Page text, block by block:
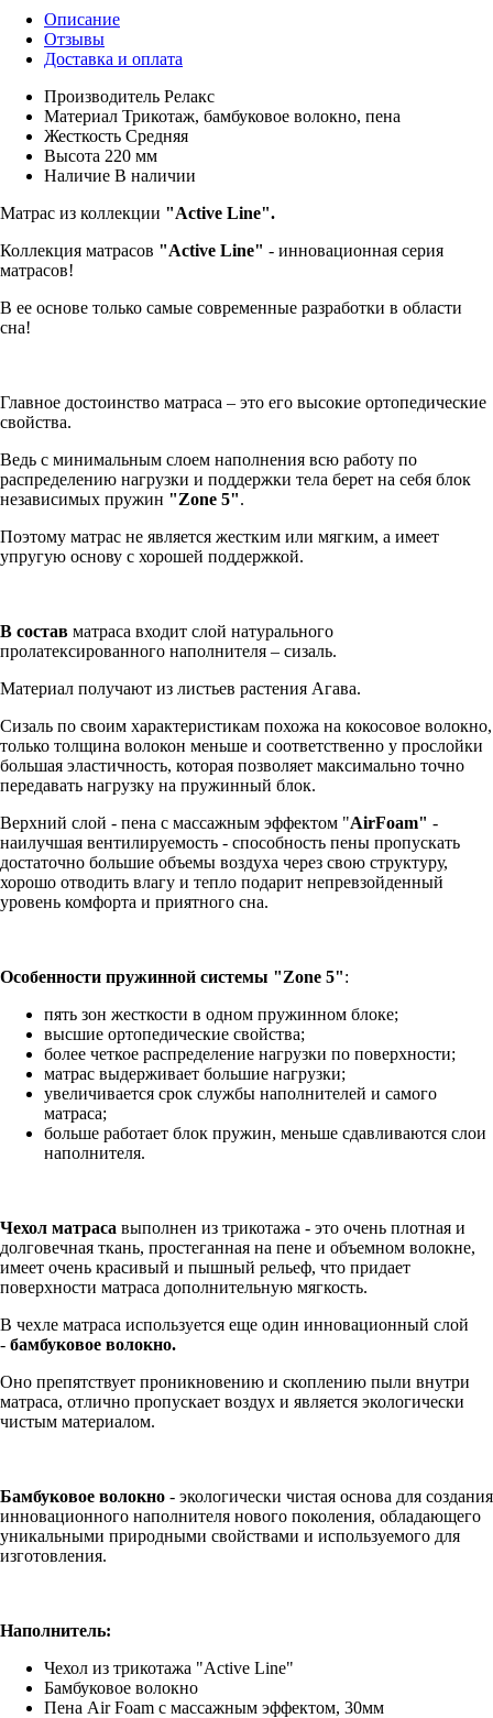
Описание
Отзывы
Доставка и оплата
Производитель Релакс
Материал Трикотаж, бамбуковое волокно, пена
Жесткость Средняя
Высота 220 мм
Наличие В наличии
Матрас из коллекции "Active Line".
Коллекция матрасов "Active Line" - инновационная серия
матрасов!
В ее основе только самые современные разработки в области
сна!
Главное достоинство матраса – это его высокие ортопедические
свойства.
Ведь с минимальным слоем наполнения всю работу по
распределению нагрузки и поддержки тела берет на себя блок
независимых пружин "Zone 5".
Поэтому матрас не является жестким или мягким, а имеет
упругую основу с хорошей поддержкой.
В состав матраса входит слой натурального
пролатексированного наполнителя – сизаль.
Материал получают из листьев растения Агава.
Сизаль по своим характеристикам похожа на кокосовое волокно,
только толщина волокон меньше и соответственно у прослойки
большая эластичность, которая позволяет максимально точно
передавать нагрузку на пружинный блок.
Верхний слой - пена с массажным эффектом "AirFoam" -
наилучшая вентилируемость - способность пены пропускать
достаточно большие объемы воздуха через свою структуру,
хорошо отводить влагу и тепло подарит непревзойденный
уровень комфорта и приятного сна.
Особенности пружинной системы "Zone 5":
пять зон жесткости в одном пружинном блоке;
высшие ортопедические свойства;
более четкое распределение нагрузки по поверхности;
матрас выдерживает большие нагрузки;
увеличивается срок службы наполнителей и самого
матраса;
больше работает блок пружин, меньше сдавливаются слои
наполнителя.
Чехол матраса выполнен из трикотажа - это очень плотная и
долговечная ткань, простеганная на пене и объемном волокне,
имеет очень красивый и пышный рельеф, что придает
поверхности матраса дополнительную мягкость.
В чехле матраса используется еще один инновационный слой
- бамбуковое волокно.
Оно препятствует проникновению и скоплению пыли внутри
матраса, отлично пропускает воздух и является экологически
чистым материалом.
Бамбуковое волокно - экологически чистая основа для создания
инновационного наполнителя нового поколения, обладающего
уникальными природными свойствами и используемого для
изготовления.
Наполнитель:
Чехол из трикотажа "Active Line"
Бамбуковое волокно
Пена Air Foam с массажным эффектом, 30мм